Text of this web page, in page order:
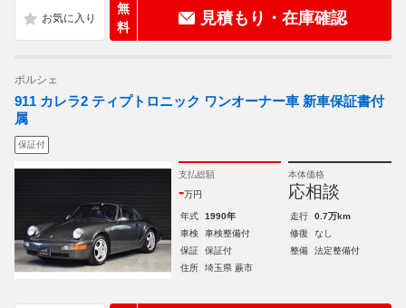
無
料
見積もり・在庫確認
ポルシェ
911 カレラ2 ティプトロニック ワンオーナー車 新車保証書付
属
保証付
支払総額
-万円
本体価格
応相談
年式 1990年 走行
0.7万km
車検
車検整備付 修復
なし
保証
保証付 整備
法定整備付
住所
埼玉県 蕨市